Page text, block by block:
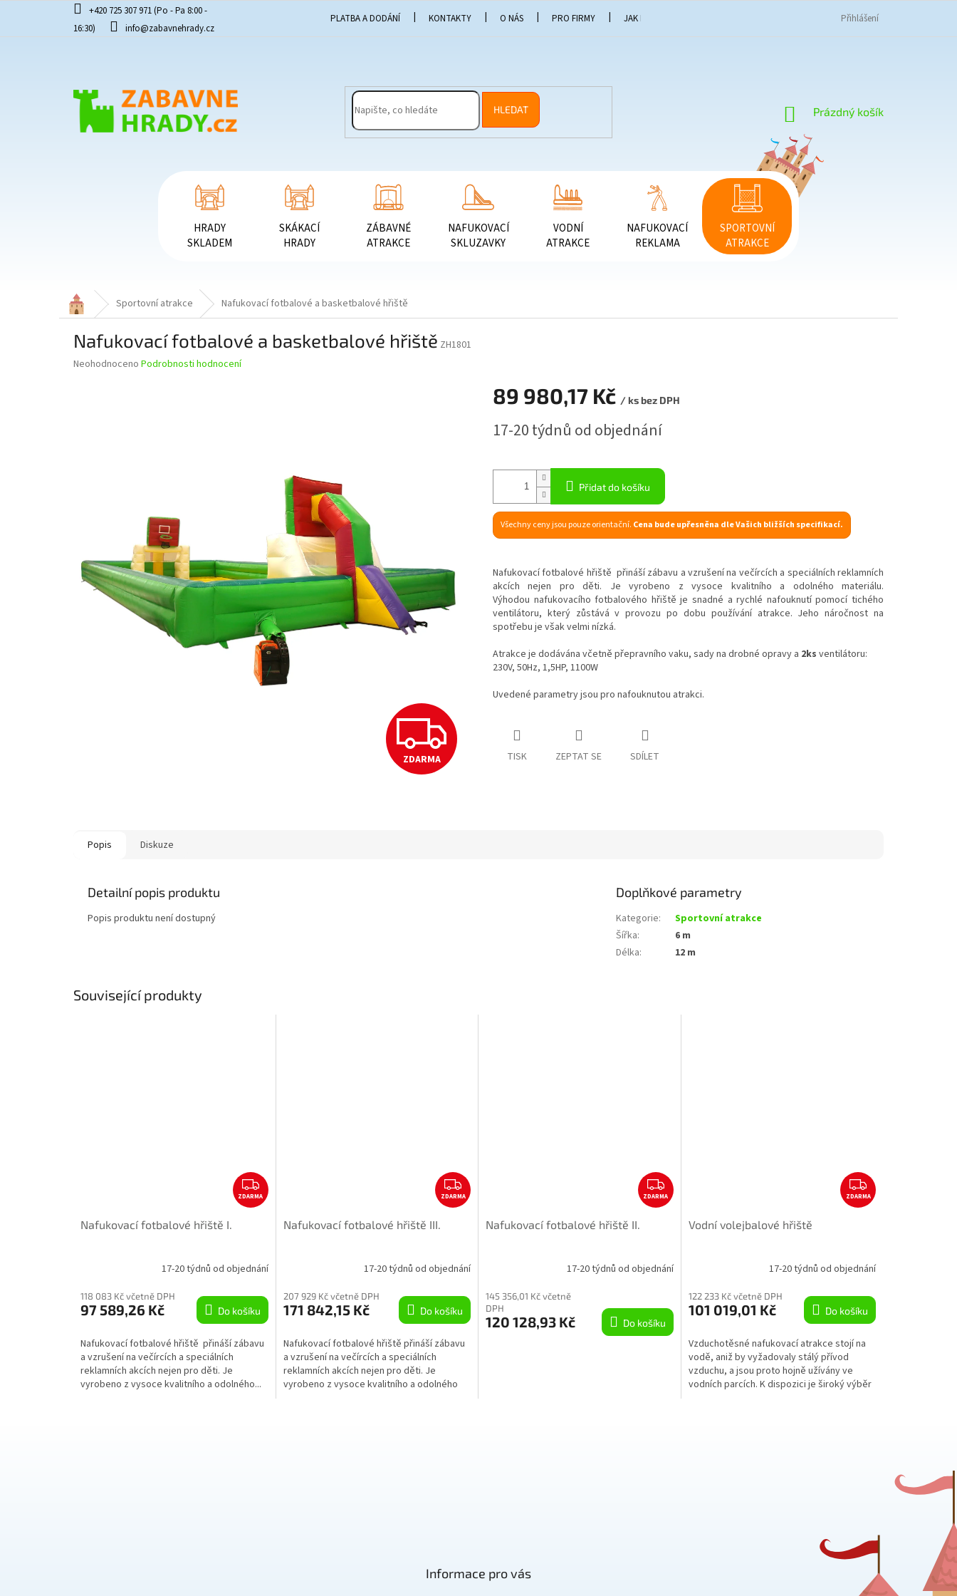
obsah
+420 725 307 971 (Po - Pa 8:00 -
16:30)
info@zabavnehrady.cz
PLATBA A DODÁNÍ KONTAKTY O NÁS PRO FIRMY JAK NAKUPOVAT PODMÍNKY OCHRANY
Přihlášení
HLEDAT
NÁKUPNÍ
Prázdný košík
HRADY
SKLADEM
SKÁKACÍ
HRADY
ZÁBAVNÉ
ATRAKCE
NAFUKOVACÍ
SKLUZAVKY
VODNÍ
ATRAKCE
NAFUKOVACÍ
REKLAMA
SPORTOVNÍ
ATRAKCE
Domů Sportovní atrakce Nafukovací fotbalové a basketbalové hřiště
Nafukovací fotbalové a basketbalové hřiště ZH1801
Průměrné
Neohodnoceno Podrobnosti hodnocení
Z
D
ZDARMA
89 980,17 Kč / ks bez DPH
cena:
17-20 týdnů od objednání
Přidat do košíku
Všechny ceny jsou pouze orientační. Cena bude upřesněna dle Vašich bližších specifikací.
Nafukovací fotbalové hřiště přináší zábavu a vzrušení na večírcích a speciálních reklamních
akcích nejen pro děti. Je vyrobeno z vysoce kvalitního a odolného materiálu.
Výhodou nafukovacího fotbalového hřiště je snadné a rychlé nafouknutí pomocí tichého
ventilátoru, který zůstává v provozu po dobu používání atrakce. Jeho náročnost na
spotřebu je však velmi nízká.
Atrakce je dodávána včetně přepravního vaku, sady na drobné opravy a 2ks ventilátoru:
230V, 50Hz, 1,5HP, 1100W
Uvedené parametry jsou pro nafouknutou atrakci.
TISK ZEPTAT SE SDÍLET
Popis Diskuze
Detailní popis produktu
Popis produktu není dostupný
Doplňkové parametry
Kategorie:
Sportovní atrakce
Šířka:
6 m
Délka: 12 m
Související produkty
Z
D
A
ZDARMA
Nafukovací fotbalové hřiště I.
17-20 týdnů od objednání
118 083 Kč včetně DPH
97 589,26 Kč Do košíku
Nafukovací fotbalové hřiště přináší zábavu
a vzrušení na večírcích a speciálních
reklamních akcích nejen pro děti. Je
vyrobeno z vysoce kvalitního a odolného...
Z
D
A
ZDARMA
Nafukovací fotbalové hřiště III.
17-20 týdnů od objednání
207 929 Kč včetně DPH
171 842,15 Kč Do košíku
Nafukovací fotbalové hřiště přináší zábavu
a vzrušení na večírcích a speciálních
reklamních akcích nejen pro děti. Je
vyrobeno z vysoce kvalitního a odolného
Z
D
A
ZDARMA
Nafukovací fotbalové hřiště II.
17-20 týdnů od objednání
145 356,01 Kč včetně
DPH
120 128,93 Kč Do košíku
Z
D
A
ZDARMA
Vodní volejbalové hřiště
17-20 týdnů od objednání
122 233 Kč včetně DPH
101 019,01 Kč Do košíku
Vzduchotěsné nafukovací atrakce stojí na
vodě, aniž by vyžadovaly stálý přívod
vzduchu, a jsou proto hojně užívány ve
vodních parcích. K dispozici je široký výběr
Informace pro vás